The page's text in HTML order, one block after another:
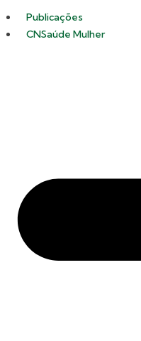
Publicações
CNSaúde Mulher